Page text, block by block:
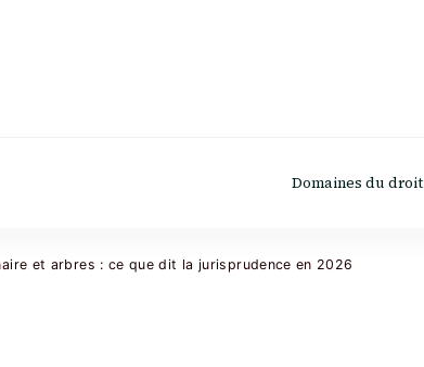
Domaines du droit
et arbres : ce que dit la jurisprudence en 2026